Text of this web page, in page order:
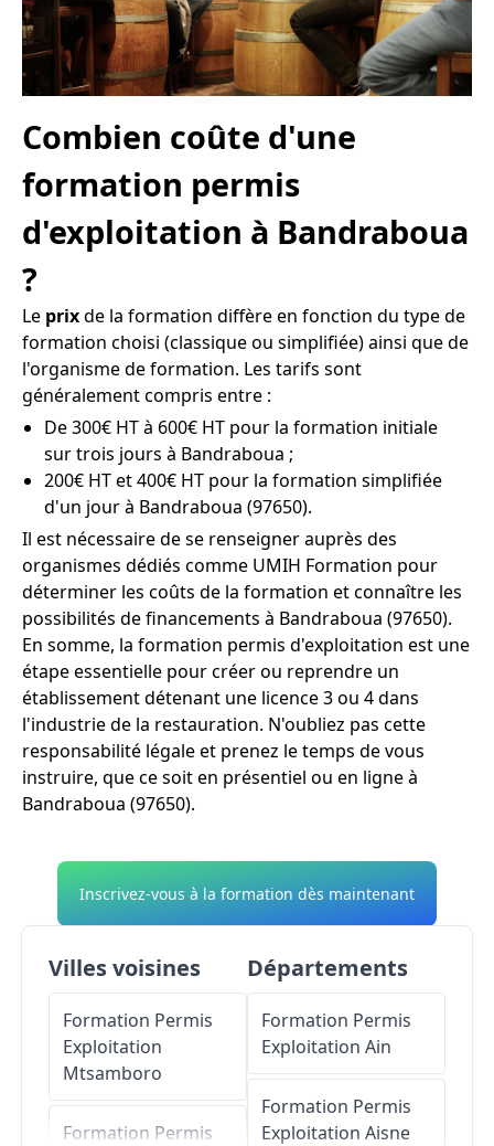
Combien coûte d'une
formation permis
d'exploitation à Bandraboua
?
Le prixde la formation diffère en fonction du type de
formation choisi (classique ou simplifiée) ainsi que de
l'organisme de formation. Les tarifs sont
généralement compris entre :
De 300€ HT à 600€ HT pour la formation initiale
sur trois jours à Bandraboua ;
200€ HT et 400€ HT pour la formation simplifiée
d'un jour à Bandraboua (97650).
Il est nécessaire de se renseigner auprès des
organismes dédiés comme UMIH Formation pour
déterminer les coûts de la formation et connaître les
possibilités de financements à Bandraboua (97650).
En somme, la formation permis d'exploitation est une
étape essentielle pour créer ou reprendre un
établissement détenant une licence 3 ou 4 dans
l'industrie de la restauration. N'oubliez pas cette
responsabilité légale et prenez le temps de vous
instruire, que ce soit en présentiel ou en ligne à
Bandraboua (97650).
Inscrivez-vous à la formation dès maintenant
Villes voisines
Formation Permis
Exploitation
Mtsamboro
Formation Permis
Départements
Formation Permis
Exploitation Ain
Formation Permis
Exploitation Aisne